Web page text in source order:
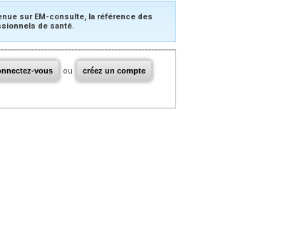
sur EM-consulte, la référence des
de santé.
vous ou créez un compte